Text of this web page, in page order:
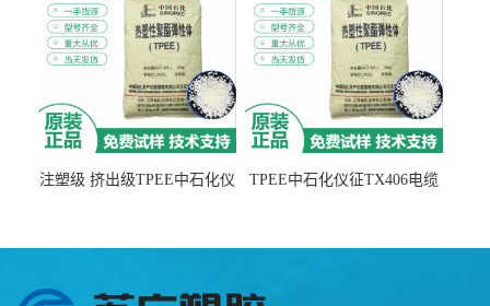
注塑级 挤出级TPEE中石化仪
TPEE中石化仪征TX406电缆